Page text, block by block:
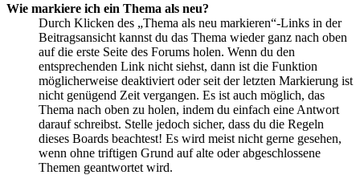
Wie markiere ich ein Thema als neu?
Durch Klicken des „Thema als neu markieren“-Links in der
Beitragsansicht kannst du das Thema wieder ganz nach oben
auf die erste Seite des Forums holen. Wenn du den
entsprechenden Link nicht siehst, dann ist die Funktion
möglicherweise deaktiviert oder seit der letzten Markierung ist
nicht genügend Zeit vergangen. Es ist auch möglich, das
Thema nach oben zu holen, indem du einfach eine Antwort
darauf schreibst. Stelle jedoch sicher, dass du die Regeln
dieses Boards beachtest! Es wird meist nicht gerne gesehen,
wenn ohne triftigen Grund auf alte oder abgeschlossene
Themen geantwortet wird.